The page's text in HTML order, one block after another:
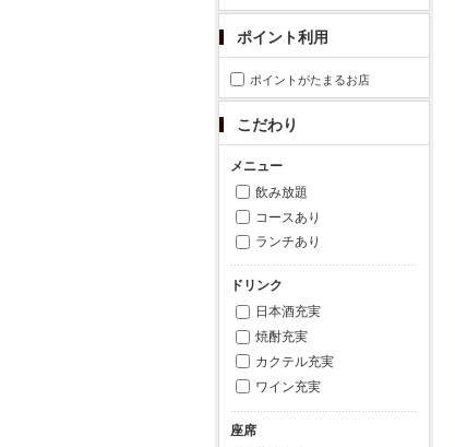
ポイント利用
ポイントがたまるお店
こだわり
メニュー
飲み放題
コースあり
ランチあり
ドリンク
日本酒充実
焼酎充実
カクテル充実
ワイン充実
座席